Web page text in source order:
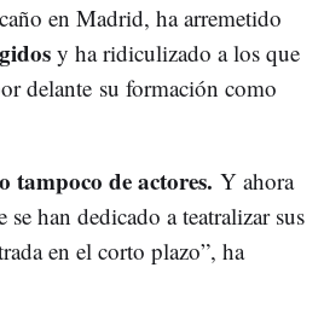
en Madrid, ha arremetido
y ha ridiculizado a los que
delante su formación como
tampoco de actores. Y ahora
se han dedicado a teatralizar sus
en el corto plazo”, ha